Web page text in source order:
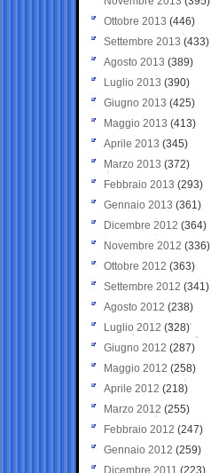
Ottobre 2013 (446)
Settembre 2013 (433)
Agosto 2013 (389)
Luglio 2013 (390)
Giugno 2013 (425)
Maggio 2013 (413)
Aprile 2013 (345)
Marzo 2013 (372)
Febbraio 2013 (293)
Gennaio 2013 (361)
Dicembre 2012 (364)
Novembre 2012 (336)
Ottobre 2012 (363)
Settembre 2012 (341)
Agosto 2012 (238)
Luglio 2012 (328)
Giugno 2012 (287)
Maggio 2012 (258)
Aprile 2012 (218)
Marzo 2012 (255)
Febbraio 2012 (247)
Gennaio 2012 (259)
Dicembre 2011 (223)